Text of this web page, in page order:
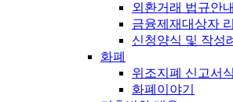
외환거래 법규안내
금융제재대상자
신청양식 및 작성
화폐
위조지폐 신고서식
화폐이야기